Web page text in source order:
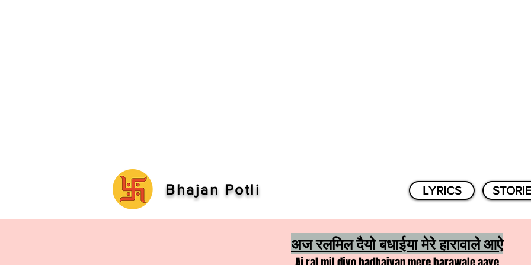
Bhajan Potli LYRICS
अज रलमिल दैयो बधाईया मेरे हारावाले आऐ